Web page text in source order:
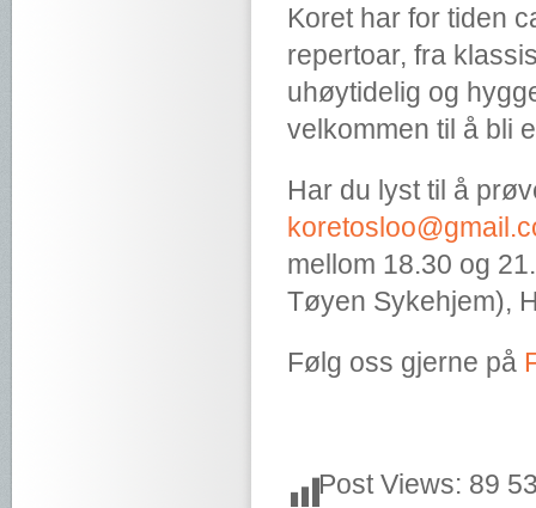
Koret har for tiden
repertoar, fra
uhøytidelig og
velkommen til å bli
Har du lyst til å
mellom 18.30 og
Tøyen Sykehjem),
Følg oss gjerne på
Post Views: 89